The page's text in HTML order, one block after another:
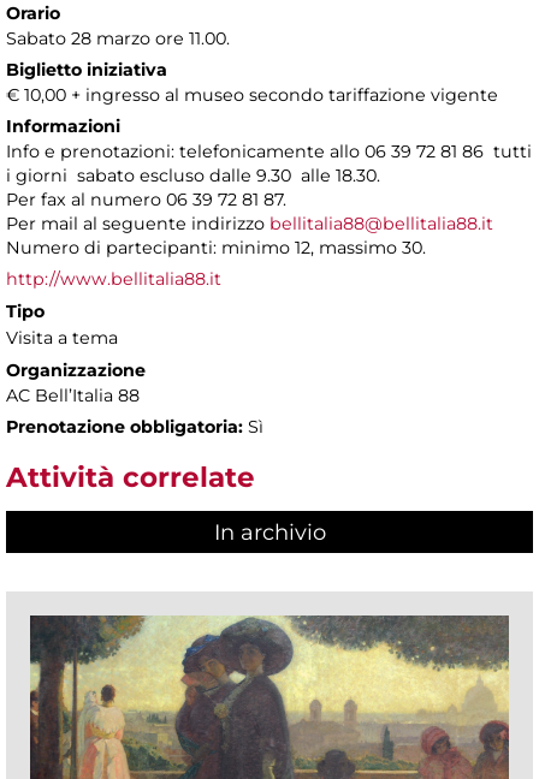
Orario
Sabato 28 marzo ore 11.00.
Biglietto iniziativa
€ 10,00 + ingresso al museo secondo tariffazione vigente
Informazioni
Info e prenotazioni: telefonicamente allo 06 39 72 81 86 tutti
i giorni sabato escluso dalle 9.30 alle 18.30.
Per fax al numero 06 39 72 81 87.
Per mail al seguente indirizzo bellitalia88@bellitalia88.it
Numero di partecipanti: minimo 12, massimo 30.
http://www.bellitalia88.it
Tipo
Visita a tema
Organizzazione
AC Bell’Italia 88
Prenotazione obbligatoria: Sì
Attività correlate
In archivio